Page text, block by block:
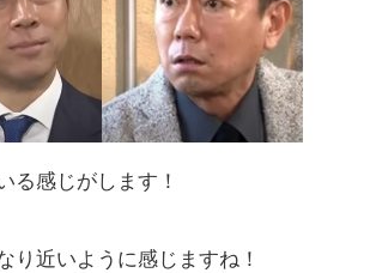
る感じがします！
り近いように感じますね！